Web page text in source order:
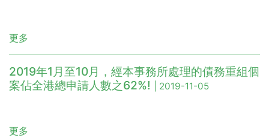
更多
2019年1月至10月，經本事務所處理的債務重組個
案佔全港總申請人數之62%!
| 2019-11-05
更多